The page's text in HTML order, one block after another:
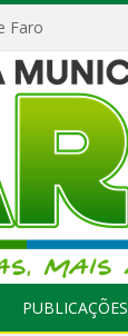
Faro
PUBLICAÇÕES